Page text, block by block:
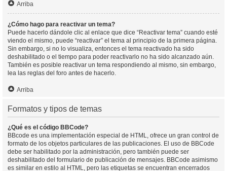
Arriba
¿Cómo hago para reactivar un tema?
Puede hacerlo dándole clic al enlace que dice “Reactivar tema” cuando esté
viendo el mismo, puede “reactivar” el tema al principio de la primera página.
Sin embargo, si no lo visualiza, entonces el tema reactivado ha sido
deshabilitado o el tiempo para poder reactivarlo no ha sido alcanzado aún.
También es posible reactivar un tema respondiendo al mismo, sin embargo,
lea las reglas del foro antes de hacerlo.
Arriba
Formatos y tipos de temas
¿Qué es el código BBCode?
BBcode es una implementación especial de HTML, ofrece un gran control de
formato de los objetos particulares de las publicaciones. El uso de BBCode
debe ser habilitado por la administración, pero también puede ser
deshabilitado del formulario de publicación de mensajes. BBCode asimismo
es similar en estilo al HTML, pero las etiquetas se encuentran encerrados